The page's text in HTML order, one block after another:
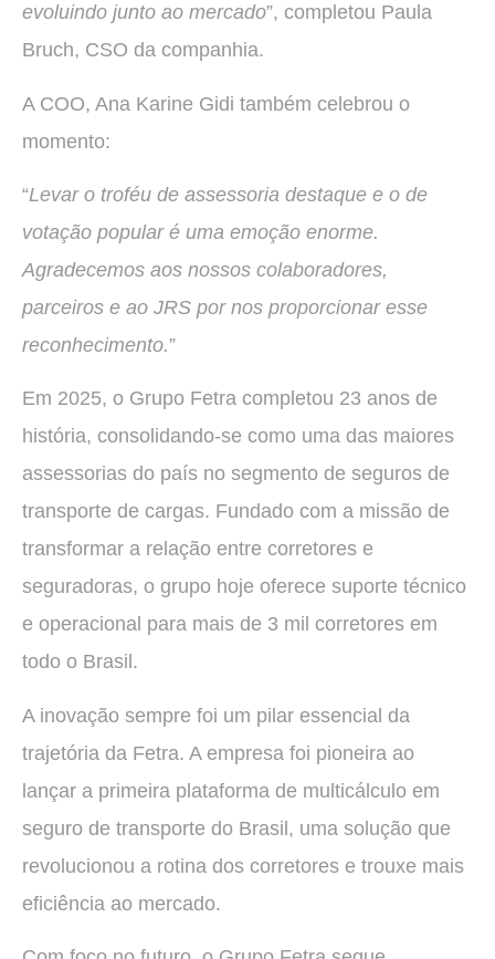
evoluindo junto ao mercado”, completou Paula
Bruch, CSO da companhia.
A COO, Ana Karine Gidi também celebrou o
momento:
“Levar o troféu de assessoria destaque e o de
votação popular é uma emoção enorme.
Agradecemos aos nossos colaboradores,
parceiros e ao JRS por nos proporcionar esse
reconhecimento.”
Em 2025, o Grupo Fetra completou 23 anos de
história, consolidando-se como uma das maiores
assessorias do país no segmento de seguros de
transporte de cargas. Fundado com a missão de
transformar a relação entre corretores e
seguradoras, o grupo hoje oferece suporte técnico
e operacional para mais de 3 mil corretores em
todo o Brasil.
A inovação sempre foi um pilar essencial da
trajetória da Fetra. A empresa foi pioneira ao
lançar a primeira plataforma de multicálculo em
seguro de transporte do Brasil, uma solução que
revolucionou a rotina dos corretores e trouxe mais
eficiência ao mercado.